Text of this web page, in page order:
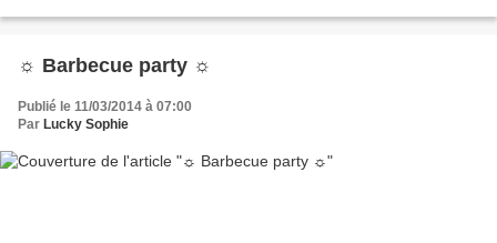
☼ Barbecue party ☼
Publié le 11/03/2014 à 07:00
Par Lucky Sophie